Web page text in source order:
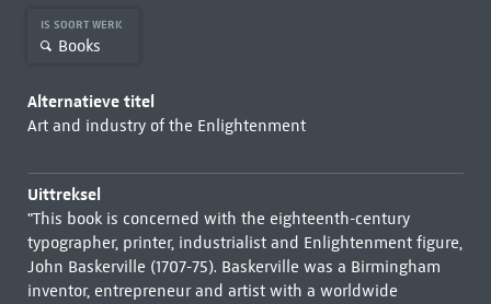
IS SOORT WERK
Books
Alternatieve titel
Art and industry of the Enlightenment
Uittreksel
"This book is concerned with the eighteenth-century
typographer, printer, industrialist and Enlightenment figure,
John Baskerville (1707-75). Baskerville was a Birmingham
inventor, entrepreneur and artist with a worldwide